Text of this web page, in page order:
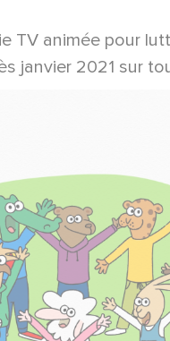
TV animée pour
janvier 2021 sur